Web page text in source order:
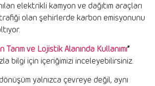
elektrikli kamyon ve dağıtım araçları
olan şehirlerde karbon emisyonunu
ve Lojistik Alanında Kullanımı”
bilgi için içeriğimizi inceleyebilirsiniz.
yalnızca çevreye değil, aynı